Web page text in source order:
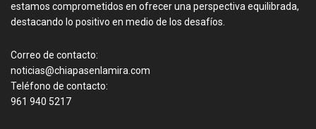
estamos comprometidos en ofrecer una perspectiva equilibrada,
destacando lo positivo en medio de los desafíos.
Correo de contacto:
noticias@chiapasenlamira.com
Teléfono de contacto:
961 940 5217